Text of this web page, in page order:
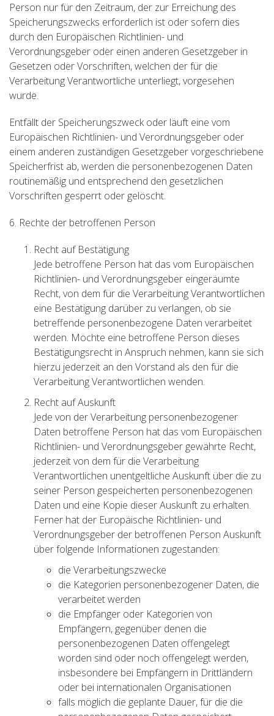
Person nur für den Zeitraum, der zur Erreichung des
Speicherungszwecks erforderlich ist oder sofern dies
durch den Europäischen Richtlinien- und
Verordnungsgeber oder einen anderen Gesetzgeber in
Gesetzen oder Vorschriften, welchen der für die
Verarbeitung Verantwortliche unterliegt, vorgesehen
wurde.
Entfällt der Speicherungszweck oder läuft eine vom
Europäischen Richtlinien- und Verordnungsgeber oder
einem anderen zuständigen Gesetzgeber vorgeschriebene
Speicherfrist ab, werden die personenbezogenen Daten
routinemäßig und entsprechend den gesetzlichen
Vorschriften gesperrt oder gelöscht.
6. Rechte der betroffenen Person
Recht auf Bestätigung
Jede betroffene Person hat das vom Europäischen
Richtlinien- und Verordnungsgeber eingeräumte
Recht, von dem für die Verarbeitung Verantwortlichen
eine Bestätigung darüber zu verlangen, ob sie
betreffende personenbezogene Daten verarbeitet
werden. Möchte eine betroffene Person dieses
Bestätigungsrecht in Anspruch nehmen, kann sie sich
hierzu jederzeit an den Vorstand als den für die
Verarbeitung Verantwortlichen wenden.
Recht auf Auskunft
Jede von der Verarbeitung personenbezogener
Daten betroffene Person hat das vom Europäischen
Richtlinien- und Verordnungsgeber gewährte Recht,
jederzeit von dem für die Verarbeitung
Verantwortlichen unentgeltliche Auskunft über die zu
seiner Person gespeicherten personenbezogenen
Daten und eine Kopie dieser Auskunft zu erhalten.
Ferner hat der Europäische Richtlinien- und
Verordnungsgeber der betroffenen Person Auskunft
über folgende Informationen zugestanden:
die Verarbeitungszwecke
die Kategorien personenbezogener Daten, die
verarbeitet werden
die Empfänger oder Kategorien von
Empfängern, gegenüber denen die
personenbezogenen Daten offengelegt
worden sind oder noch offengelegt werden,
insbesondere bei Empfängern in Drittländern
oder bei internationalen Organisationen
falls möglich die geplante Dauer, für die die